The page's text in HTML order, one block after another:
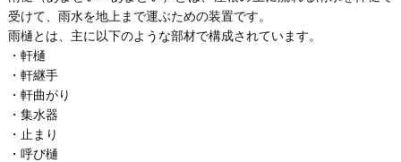
受けて、雨水を地上まで運ぶための装置です。
雨樋とは、主に以下のような部材で構成されています。
・軒樋
・軒継手
・軒曲がり
・集水器
・止まり
・呼び樋